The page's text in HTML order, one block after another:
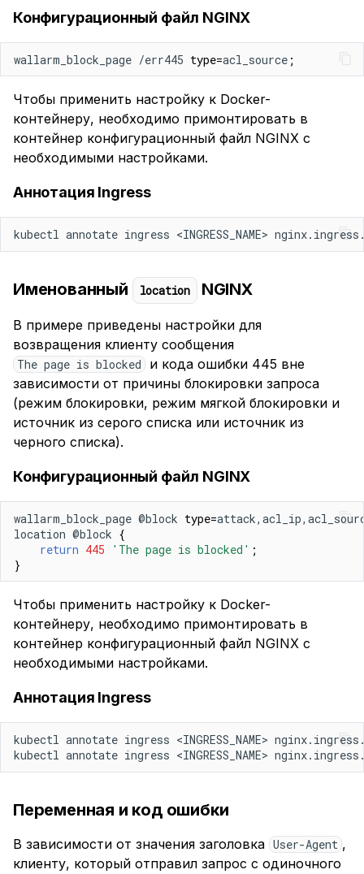
Конфигурационный файл NGINX
wallarm_block_page /err445 type=acl_source ;
Чтобы применить настройку к Docker-
контейнеру, необходимо примонтировать в
контейнер конфигурационный файл NGINX с
необходимыми настройками.
Аннотация Ingress
kubectl annotate ingress <INGRESS_NAME>
Именованный location NGINX
В примере приведены настройки для
возвращения клиенту сообщения
The page is blocked
и кода ошибки 445 вне
зависимости от причины блокировки запроса
(режим блокировки, режим мягкой блокировки и
источник из серого списка или источник из
черного списка).
Конфигурационный файл NGINX
wallarm_block_page @block type=
location @block {
return 445 'The page is blocked' ;
}
Чтобы применить настройку к Docker-
контейнеру, необходимо примонтировать в
контейнер конфигурационный файл NGINX с
необходимыми настройками.
Аннотация Ingress
kubectl annotate ingress <INGRESS_NAME>
kubectl annotate ingress <INGRESS_NAME>
Переменная и код ошибки
В зависимости от значения заголовка User-Agent ,
клиенту, который отправил запрос с одиночного